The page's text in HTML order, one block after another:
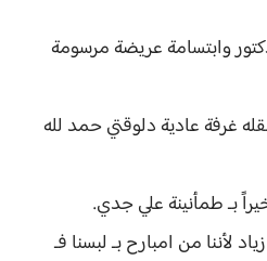
وابتسامة عريضة مرسومة
غرفة عادية دلوقتي حمد لله
بـ طمأنينة علي جدي.
لأننا من امبارح بـ لبسنا فـ